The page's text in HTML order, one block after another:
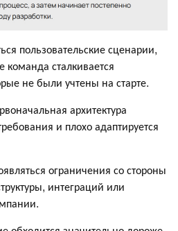
пользовательские сценарии,
команда сталкивается
не были учтены на старте.
архитектура
и плохо адаптируется
ограничения со стороны
интеграций или